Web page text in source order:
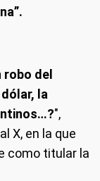
robo del
la
",
X, en la que
como titular la